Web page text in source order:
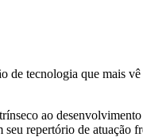
tecnologia que mais
ao
seu repertório de atuação